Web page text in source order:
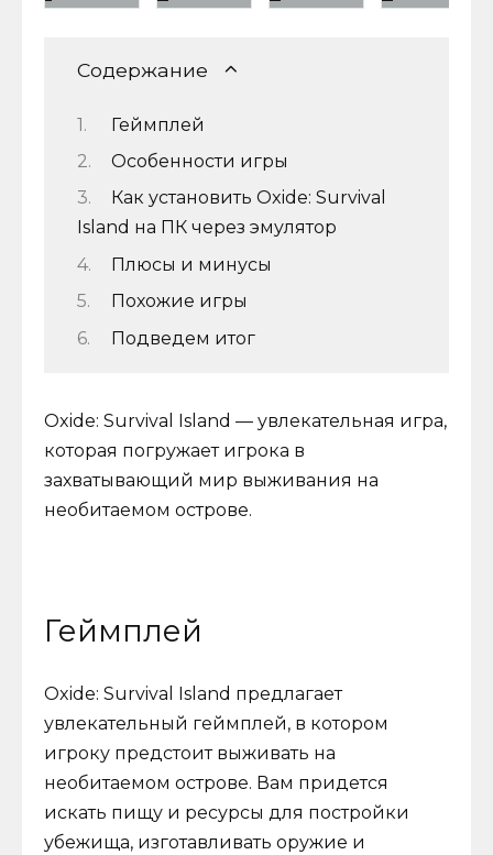
Содержание
Геймплей
Особенности игры
Как установить Oxide: Survival
Island на ПК через эмулятор
Плюсы и минусы
Похожие игры
Подведем итог
Оxide: Survival Island — увлекательная игра,
которая погружает игрока в
захватывающий мир выживания на
необитаемом острове.
Геймплей
Oxide: Survival Island предлагает
увлекательный геймплей, в котором
игроку предстоит выживать на
необитаемом острове. Вам придется
искать пищу и ресурсы для постройки
убежища, изготавливать оружие и